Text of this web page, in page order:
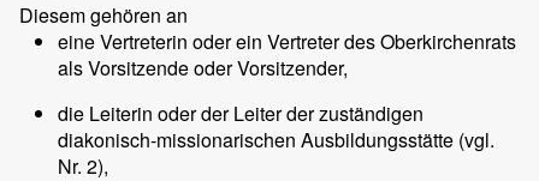
Diesem gehören an
eine Vertreterin oder ein Vertreter des Oberkirchenrats
als Vorsitzende oder Vorsitzender,
die Leiterin oder der Leiter der zuständigen
diakonisch-missionarischen Ausbildungsstätte (vgl.
Nr. 2),